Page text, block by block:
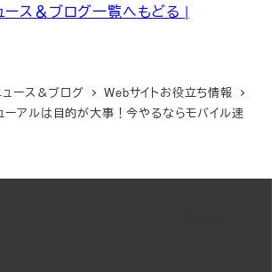
ース＆ブログ一覧へもどる |
ュース＆ブログ
Webサイトお役立ち情報
ーアルは目的が大事！今やるならモバイル速